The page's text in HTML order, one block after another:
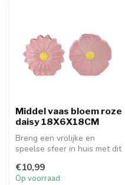
Middel vaas bloem roze
daisy 18X6X18CM
Breng een vrolijke en
speelse sfeer in huis met dit
...
€10,99
Op voorraad